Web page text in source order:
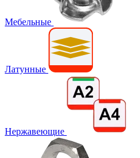
Мебельные
Латунные
Нержавеющие